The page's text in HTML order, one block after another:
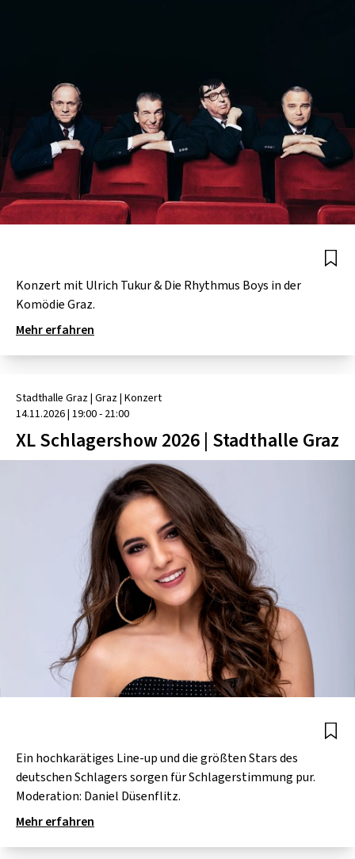
Konzert mit Ulrich Tukur & Die Rhythmus Boys in der
Komödie Graz.
Mehr erfahren
Stadthalle Graz| Graz| Konzert
14.11.2026| 19:00 - 21:00
XL Schlagershow 2026 | Stadthalle Graz
Ein hochkarätiges Line-up und die größten Stars des
deutschen Schlagers sorgen für Schlagerstimmung pur.
Moderation: Daniel Düsenflitz.
Mehr erfahren